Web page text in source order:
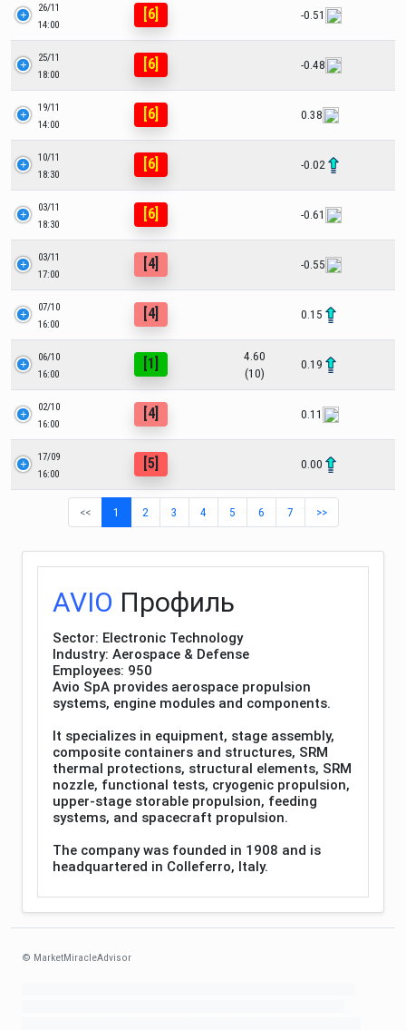
26/11
14:00
[6] -0.51
25/11
18:00
[6] -0.48
19/11
14:00
[6] 0.38
10/11
18:30
[6] -0.02
03/11
18:30
[6] -0.61
03/11
17:00
[4] -0.55
07/10
16:00
[4] 0.15
06/10
16:00
[1]
4.60
(10)
0.19
02/10
16:00
[4] 0.11
17/09
16:00
[5] 0.00
<< 1 2 3 4 5 6 7 >>
AVIO Профиль
Sector: Electronic Technology
Industry: Aerospace & Defense
Employees: 950
Avio SpA provides aerospace propulsion
systems, engine modules and components.
It specializes in equipment, stage assembly,
composite containers and structures, SRM
thermal protections, structural elements, SRM
nozzle, functional tests, cryogenic propulsion,
upper-stage storable propulsion, feeding
systems, and spacecraft propulsion.
The company was founded in 1908 and is
headquartered in Colleferro, Italy.
© MarketMiracleAdvisor